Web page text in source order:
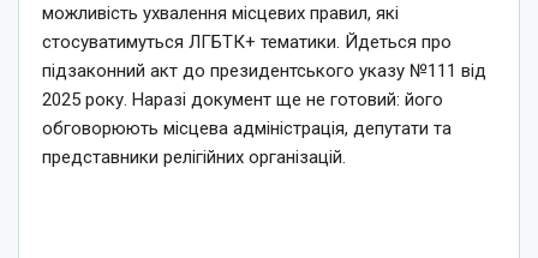
можливість ухвалення місцевих правил, які
стосуватимуться ЛГБТК+ тематики. Йдеться про
підзаконний акт до президентського указу №111 від
2025 року. Наразі документ ще не готовий: його
обговорюють місцева адміністрація, депутати та
представники релігійних організацій.